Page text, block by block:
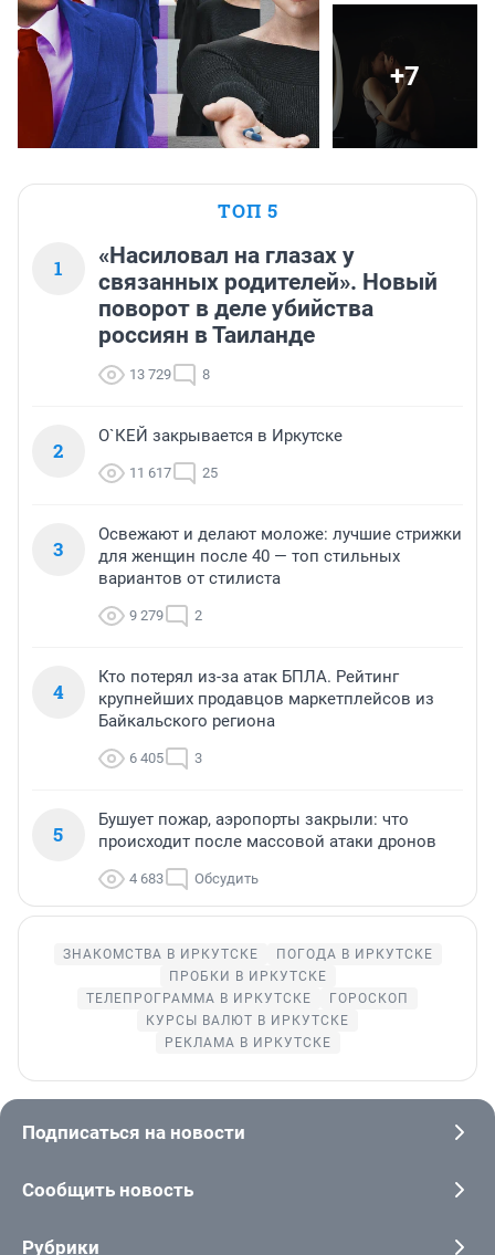
+7
ТОП 5
1
«Насиловал на глазах у
связанных родителей». Новый
поворот в деле убийства
россиян в Таиланде
13 729 8
2
О`КЕЙ закрывается в Иркутске
11 617 25
3
Освежают и делают моложе: лучшие стрижки
для женщин после 40 — топ стильных
вариантов от стилиста
9 279 2
4
Кто потерял из-за атак БПЛА. Рейтинг
крупнейших продавцов маркетплейсов из
Байкальского региона
6 405 3
5
Бушует пожар, аэропорты закрыли: что
происходит после массовой атаки дронов
4 683 Обсудить
ЗНАКОМСТВА В ИРКУТСКЕ
ПОГОДА В ИРКУТСКЕ
ПРОБКИ В ИРКУТСКЕ
ТЕЛЕПРОГРАММА В ИРКУТСКЕ
ГОРОСКОП
КУРСЫ ВАЛЮТ В ИРКУТСКЕ
РЕКЛАМА В ИРКУТСКЕ
Подписаться на новости
Сообщить новость
Рубрики